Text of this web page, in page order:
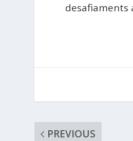
desafiaments
PREVIOUS